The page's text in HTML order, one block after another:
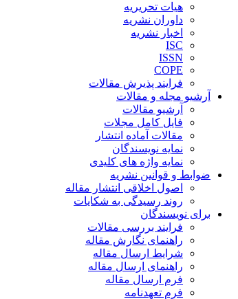
هیات تحریریه
داوران نشریه
اخبار نشریه
ISC
ISSN
COPE
فرایند پذیرش مقالات
آرشیو مجله و مقالات
آرشیو مقالات
فایل کامل مجلات
مقالات آماده انتشار
نمایه نویسندگان
نمایه واژه های کلیدی
ضوابط و قوانین نشریه
اصول اخلاقی انتشار مقاله
روند رسیدگی به شکایات
برای نویسندگان
فرایند بررسی مقالات
راهنمای نگارش مقاله
شرایط ارسال مقاله
راهنمای ارسال مقاله
فرم ارسال مقاله
فرم تعهدنامه